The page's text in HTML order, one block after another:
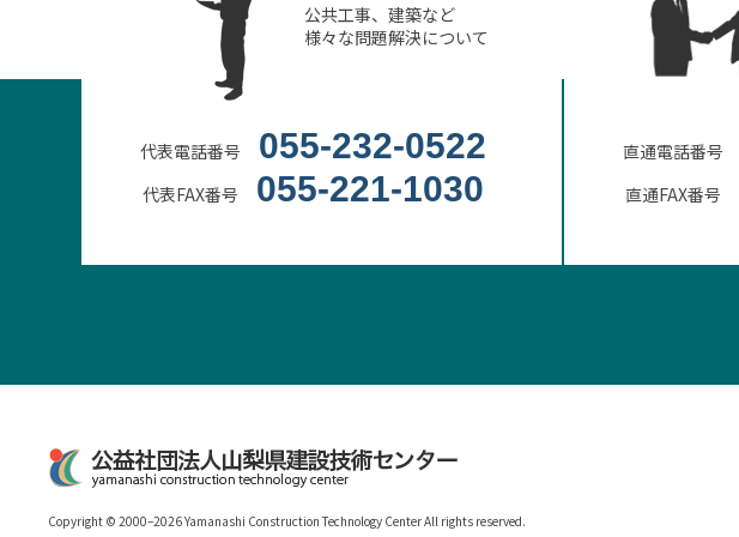
公共工事、建築など
様々な問題解決について
代表電話番号 055-232-0522
代表FAX番号 055-221-1030
直通電話番号
直通FAX番号
Copyright © 2000–2026 Yamanashi Construction Technology Center All rights reserved.